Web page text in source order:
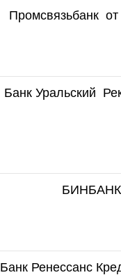
Промсвязьбанк
Банк Уральский
БИНБАНК
Банк Ренессанс